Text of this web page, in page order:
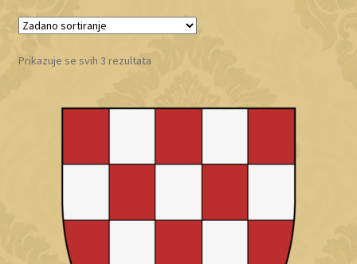
Košarica
Moj račun
Prikazuje se svih 3 rezultata